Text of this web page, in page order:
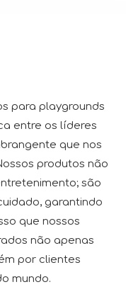
para playgrounds
entre os líderes
que nos
produtos não
são
garantindo
que nossos
não apenas
por clientes
mundo.